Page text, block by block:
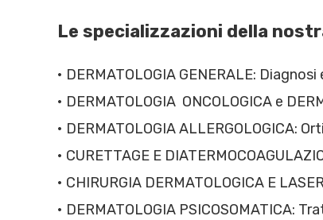
Le specializzazioni della
• DERMATOLOGIA GENERALE:
• DERMATOLOGIA ONCOLOGICA e
• DERMATOLOGIA ALLERGOLOGICA:
• CURETTAGE E
• CHIRURGIA DERMATOLOGICA E
• DERMATOLOGIA PSICOSOMATICA: